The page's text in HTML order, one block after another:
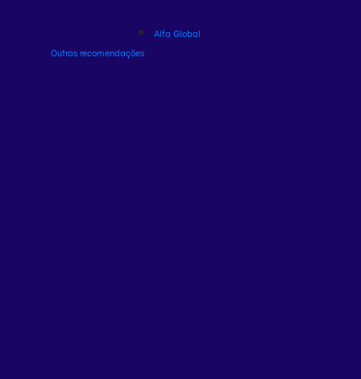
Alfa Global
Outras recomendações